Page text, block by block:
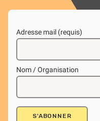
Adresse mail (requis)
Nom / Organisation